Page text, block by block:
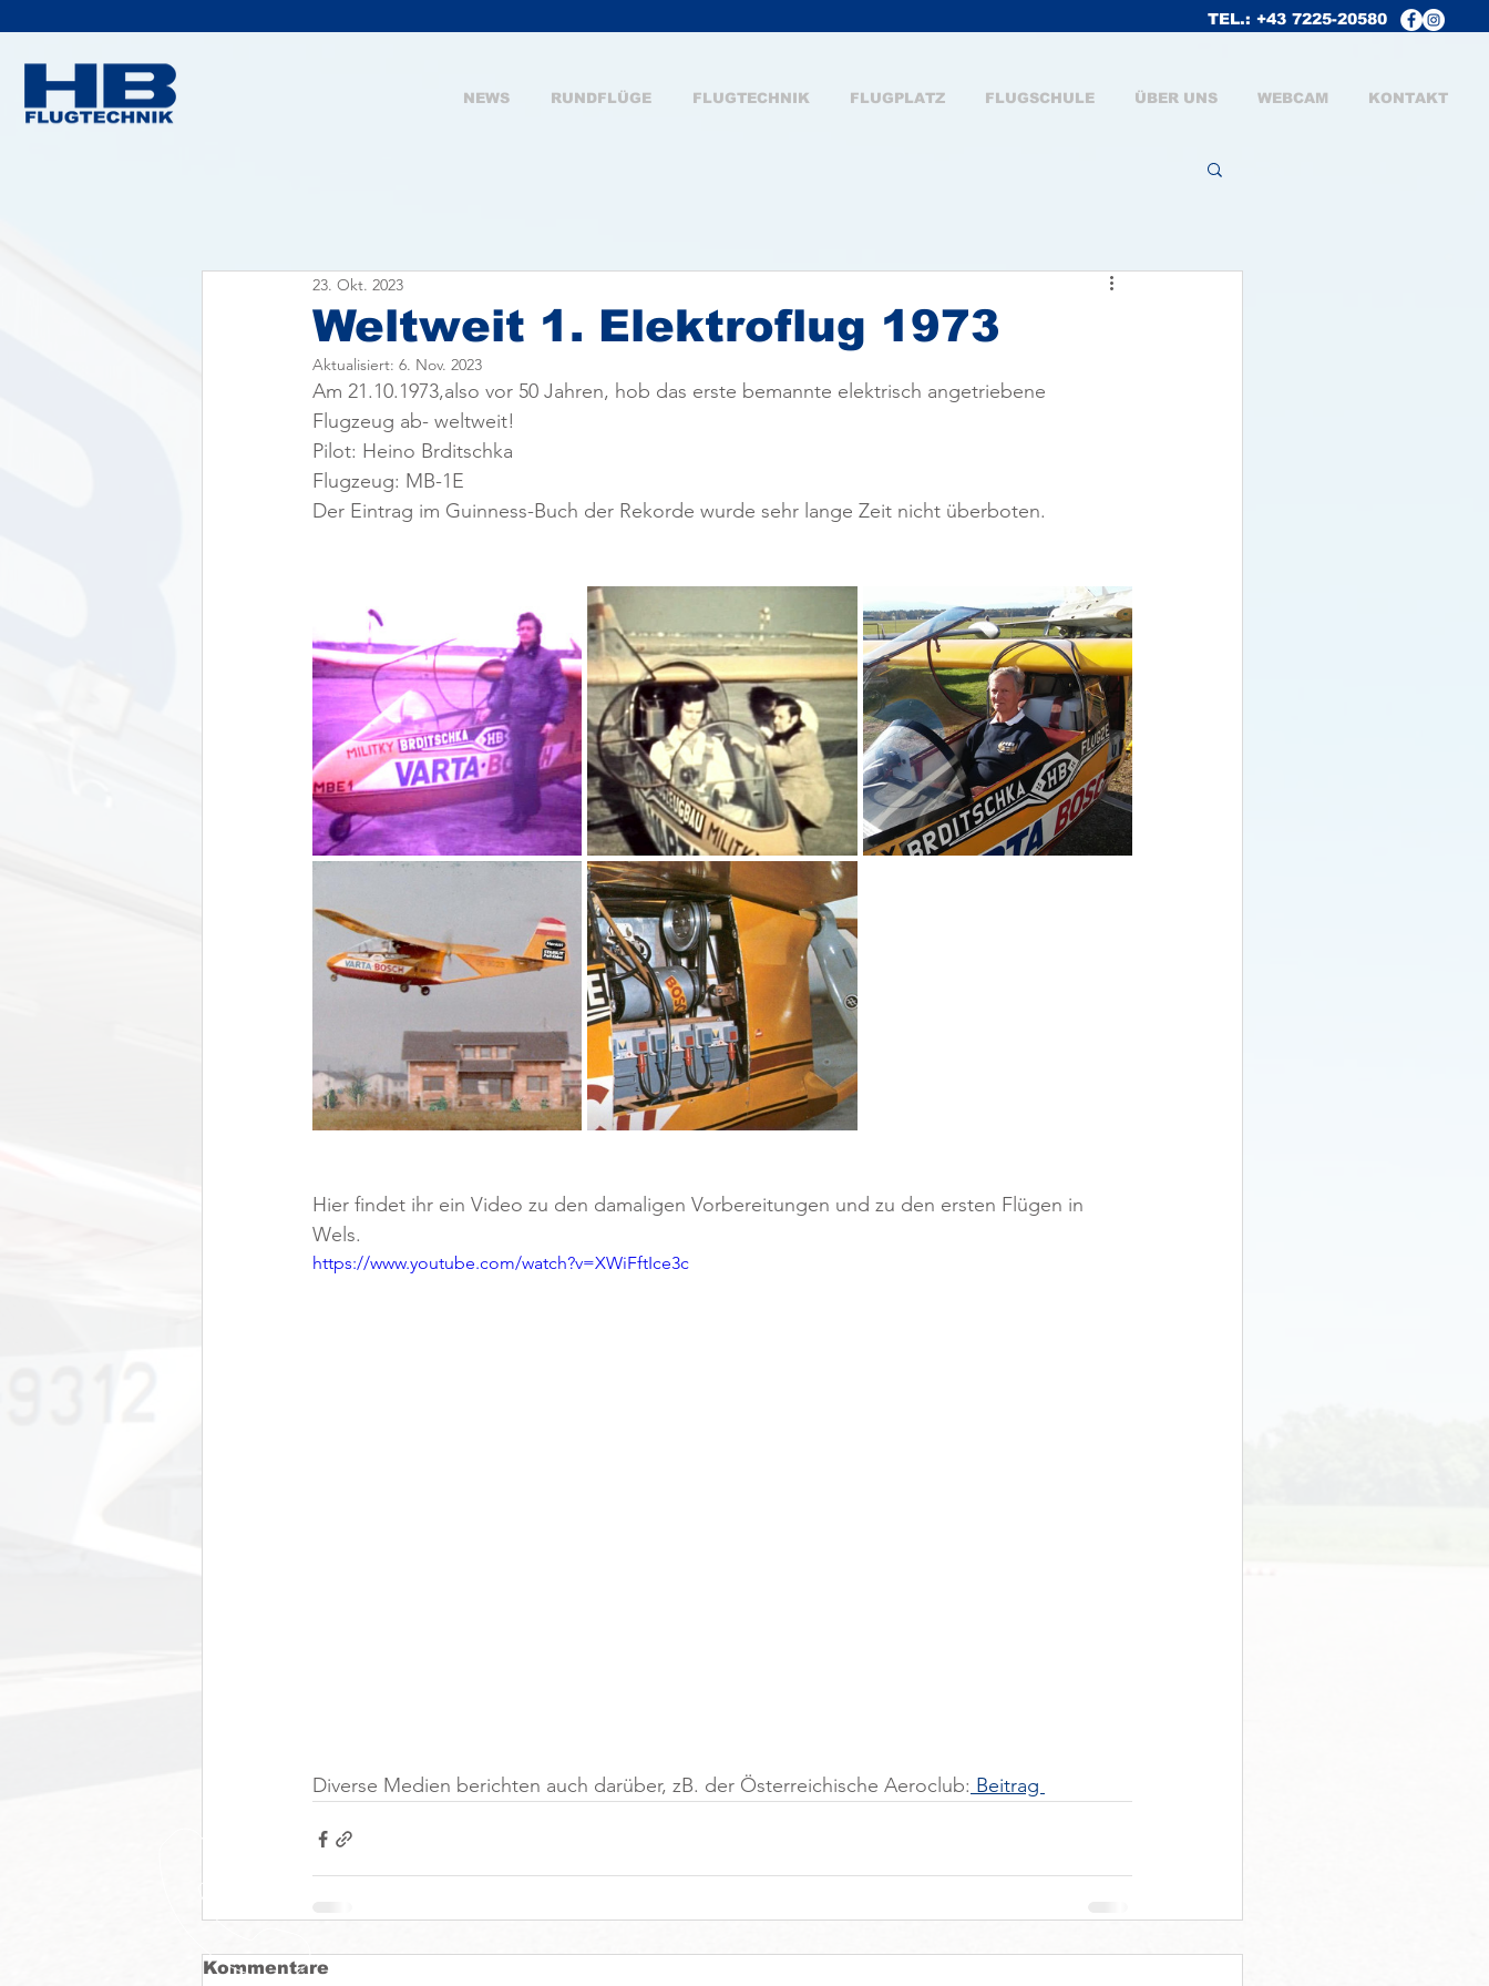
TEL.: +43 7225-20580
NEWS RUNDFLÜGE FLUGTECHNIK FLUGPLATZ FLUGSCHULE ÜBER UNS WEBCAM KONTAKT
Weltweit 1. Elektroflug 1973
23. Okt. 2023
Aktualisiert: 6. Nov. 2023
Am 21.10.1973,also vor 50 Jahren, hob das erste bemannte elektrisch angetriebene
Flugzeug ab- weltweit!
Pilot: Heino Brditschka
Flugzeug: MB-1E
Der Eintrag im Guinness-Buch der Rekorde wurde sehr lange Zeit nicht überboten.
Hier findet ihr ein Video zu den damaligen Vorbereitungen und zu den ersten Flügen in
Wels.
https://www.youtube.com/watch?v=XWiFftIce3c
Diverse Medien berichten auch darüber, zB. der Österreichische Aeroclub: Beitrag
Kommentare